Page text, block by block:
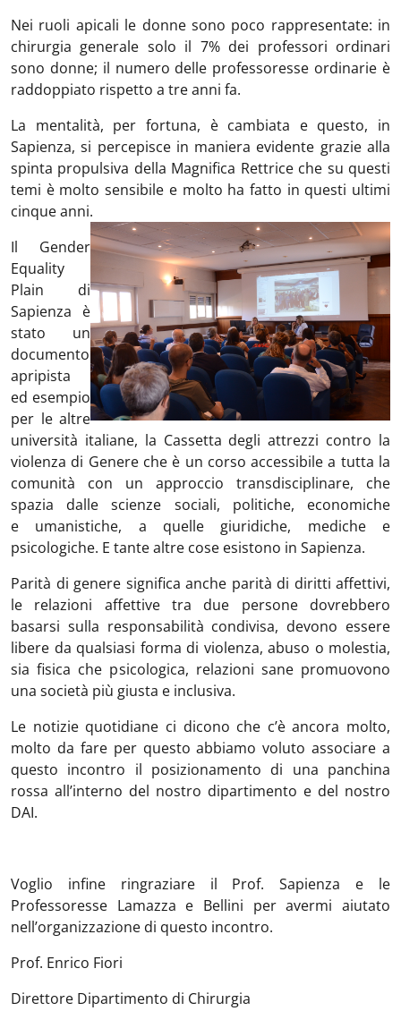
Nei ruoli apicali le donne sono poco rappresentate: in
chirurgia generale solo il 7% dei professori ordinari
sono donne; il numero delle professoresse ordinarie è
raddoppiato rispetto a tre anni fa.
La mentalità, per fortuna, è cambiata e questo, in
Sapienza, si percepisce in maniera evidente grazie alla
spinta propulsiva della Magnifica Rettrice che su questi
temi è molto sensibile e molto ha fatto in questi ultimi
cinque anni.
Il Gender
Equality
Plain di
Sapienza è
stato un
documento
apripista
ed esempio
per le altre
università italiane, la Cassetta degli attrezzi contro la
violenza di Genere che è un corso accessibile a tutta la
comunità con un approccio transdisciplinare, che
spazia dalle scienze sociali, politiche, economiche
e umanistiche, a quelle giuridiche, mediche e
psicologiche. E tante altre cose esistono in Sapienza.
Parità di genere significa anche parità di diritti affettivi,
le relazioni affettive tra due persone dovrebbero
basarsi sulla responsabilità condivisa, devono essere
libere da qualsiasi forma di violenza, abuso o molestia,
sia fisica che psicologica, relazioni sane promuovono
una società più giusta e inclusiva.
Le notizie quotidiane ci dicono che c’è ancora molto,
molto da fare per questo abbiamo voluto associare a
questo incontro il posizionamento di una panchina
rossa all’interno del nostro dipartimento e del nostro
DAI.
Voglio infine ringraziare il Prof. Sapienza e le
Professoresse Lamazza e Bellini per avermi aiutato
nell’organizzazione di questo incontro.
Prof. Enrico Fiori
Direttore Dipartimento di Chirurgia